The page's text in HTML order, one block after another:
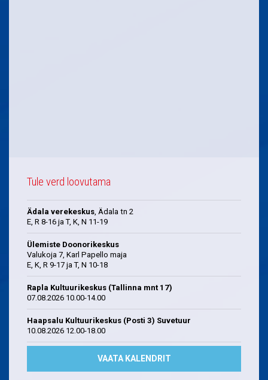
Tule verd loovutama
Ädala verekeskus , Ädala tn 2
E, R 8-16 ja T, K, N 11-19
Ülemiste Doonorikeskus
Valukoja 7, Karl Papello maja
E, K, R 9-17 ja T, N 10-18
Rapla Kultuurikeskus (Tallinna mnt 17)
07.08.2026 10.00-14.00
Haapsalu Kultuurikeskus (Posti 3) Suvetuur
10.08.2026 12.00-18.00
VAATA KALENDRIT